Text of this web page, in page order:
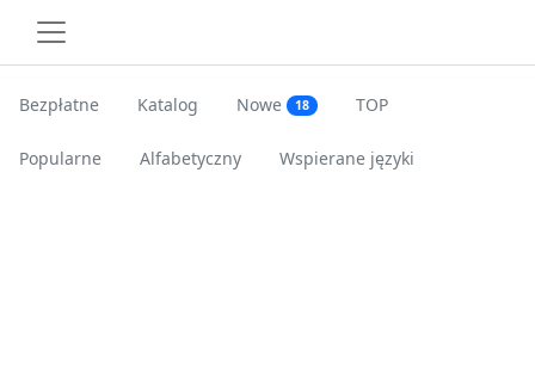
Bezpłatne Katalog Nowe 18 TOP
Popularne Alfabetyczny Wspierane języki